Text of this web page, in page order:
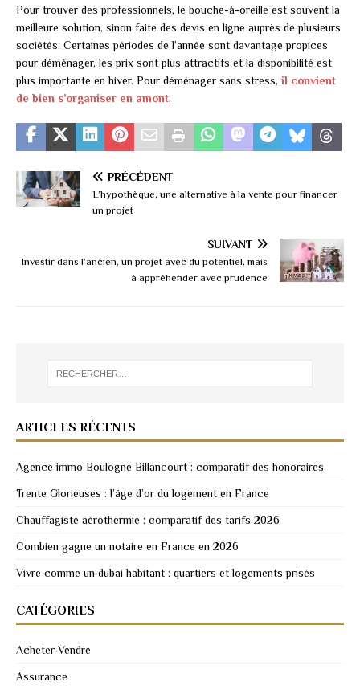
Pour trouver des professionnels, le bouche-à-oreille est souvent la
meilleure solution, sinon faite des devis en ligne auprès de plusieurs
sociétés. Certaines périodes de l’année sont davantage propices
pour déménager, les prix sont plus attractifs et la disponibilité est
plus importante en hiver. Pour déménager sans stress, il convient
de bien s’organiser en amont.
PRÉCÉDENT
L’hypothèque, une alternative à la vente pour financer
un projet
SUIVANT
Investir dans l’ancien, un projet avec du potentiel, mais
à appréhender avec prudence
ARTICLES RÉCENTS
Agence immo Boulogne Billancourt : comparatif des honoraires
Trente Glorieuses : l’âge d’or du logement en France
Chauffagiste aérothermie : comparatif des tarifs 2026
Combien gagne un notaire en France en 2026
Vivre comme un dubai habitant : quartiers et logements prisés
CATÉGORIES
Acheter-Vendre
Assurance